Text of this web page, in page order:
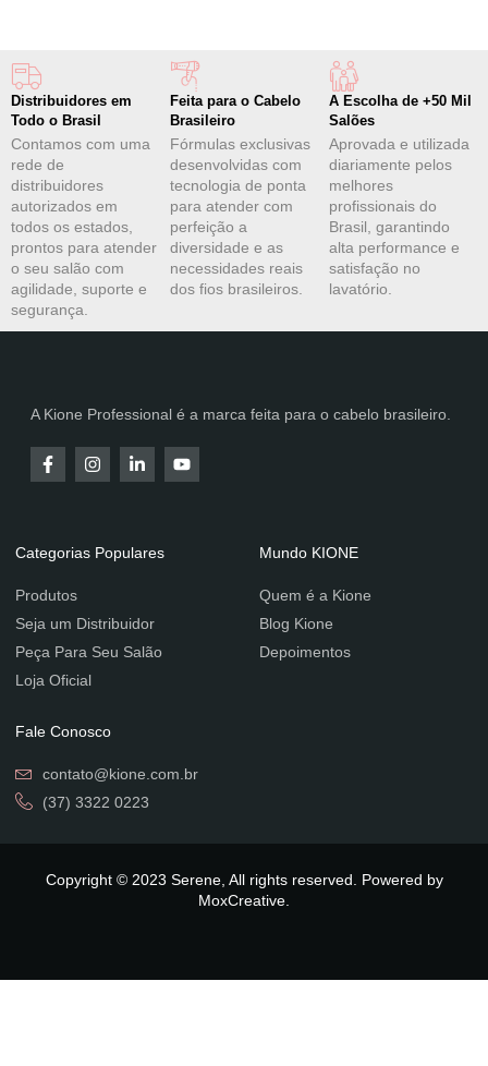
Distribuidores em
Todo o Brasil
Contamos com uma
rede de
distribuidores
autorizados em
todos os estados,
prontos para atender
o seu salão com
agilidade, suporte e
segurança.
Feita para o Cabelo
Brasileiro
Fórmulas exclusivas
desenvolvidas com
tecnologia de ponta
para atender com
perfeição a
diversidade e as
necessidades reais
dos fios brasileiros.
A Escolha de +50 Mil
Salões
Aprovada e utilizada
diariamente pelos
melhores
profissionais do
Brasil, garantindo
alta performance e
satisfação no
lavatório.
A Kione Professional é a marca feita para o cabelo brasileiro.
Categorias Populares
Produtos
Seja um Distribuidor
Peça Para Seu Salão
Loja Oficial
Mundo KIONE
Quem é a Kione
Blog Kione
Depoimentos
Fale Conosco
contato@kione.com.br
(37) 3322 0223
Copyright © 2023 Serene, All rights reserved. Powered by
MoxCreative.